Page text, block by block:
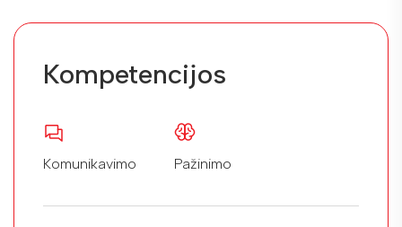
Kompetencijos
Komunikavimo Pažinimo